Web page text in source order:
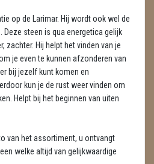
op de Larimar. Hij wordt ook wel de
Deze steen is qua energetica gelijk
zachter. Hij helpt het vinden van je
je even te kunnen afzonderen van
bij jezelf kunt komen en
kun je de rust weer vinden om
Helpt bij het beginnen van uiten
van het assortiment, u ontvangt
welke altijd van gelijkwaardige